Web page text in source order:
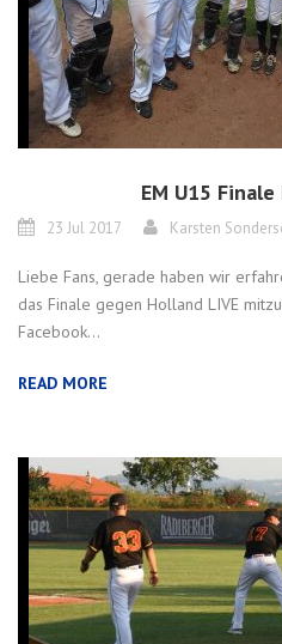
EM U15
23 Jul 2017 Karsten
Liebe Fans, gerade haben wir
das Finale gegen Holland LIVE
Facebook...
READ MORE